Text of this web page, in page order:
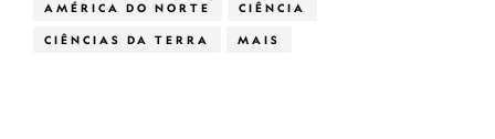
AMÉRICA DO NORTE CIÊNCIA
CIÊNCIAS DA TERRA MAIS